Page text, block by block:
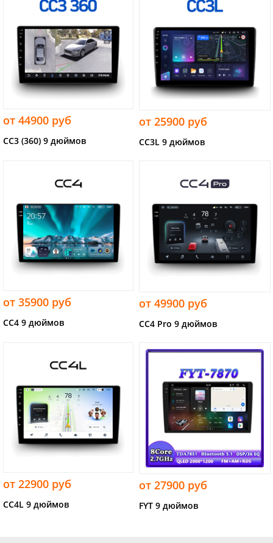
от 44900 руб
CC3 (360) 9 дюймов
от 25900 руб
CC3L 9 дюймов
от 35900 руб
CC4 9 дюймов
от 49900 руб
CC4 Pro 9 дюймов
от 22900 руб
CC4L 9 дюймов
от 27900 руб
FYT 9 дюймов